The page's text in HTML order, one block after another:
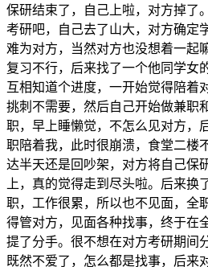
保研结束了，自己上啦，对方掉了
考研吧，自己去了山大，对方确定
难为对方，当然对方也没想着一起
复习不行，后来找了一个他同学女
互相知道个进度，一开始觉得陪着
挑刺不需要，然后自己开始做兼职
职，早上睡懒觉，不怎么见对方，
职陪着我，此时很崩溃，食堂二楼
达半天还是回吵架，对方将自己保
上，真的觉得走到尽头啦。后来换
职，工作很累，所以也不见面，全
得管对方，见面各种找事，终于在
提了分手。很不想在对方考研期间
既然不爱了，怎么都是找事，后来